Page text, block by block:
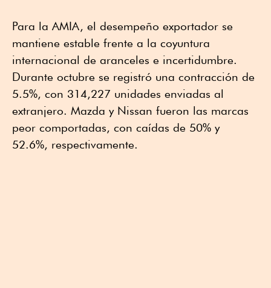
Para la AMIA, el desempeño exportador se
mantiene estable frente a la coyuntura
internacional de aranceles e incertidumbre.
Durante octubre se registró una contracción de
5.5%, con 314,227 unidades enviadas al
extranjero. Mazda y Nissan fueron las marcas
peor comportadas, con caídas de 50% y
52.6%, respectivamente.